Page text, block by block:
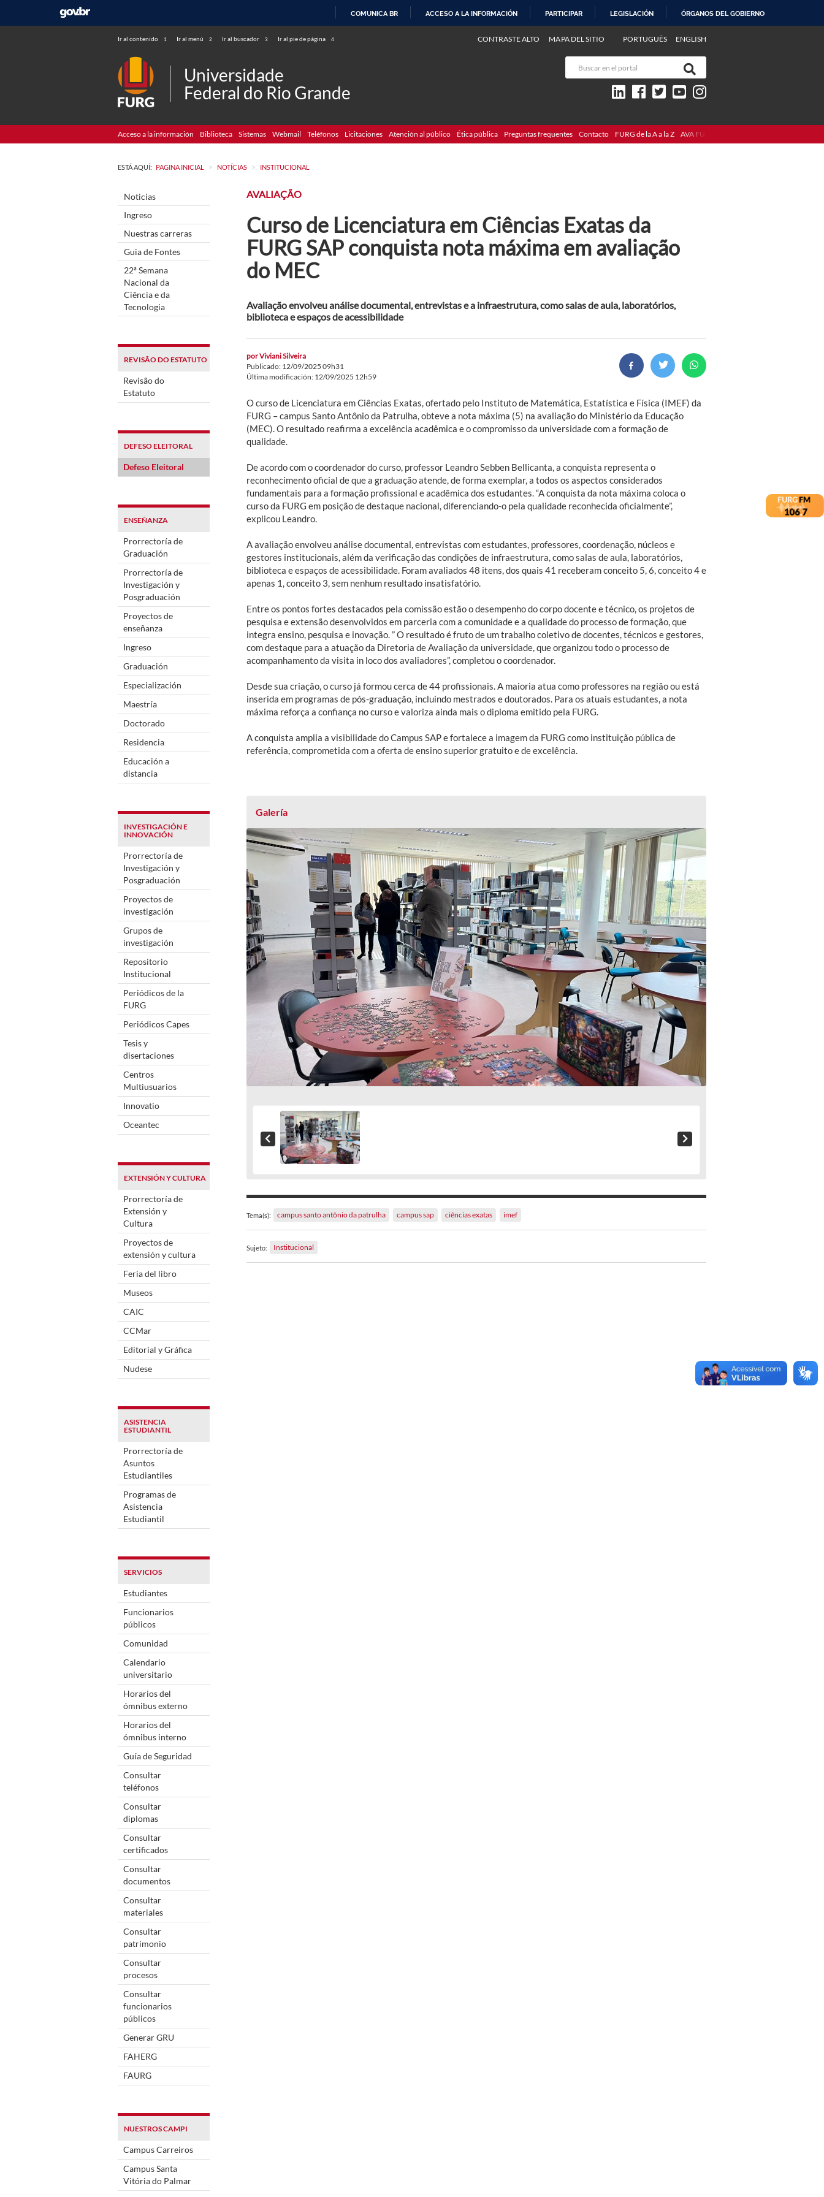
COMUNICA BR ACCESO A LA INFORMACIÓN PARTICIPAR LEGISLACIÓN ÓRGANOS DEL GOBIERNO
Ir al contenido 1 Ir al menú 2 Ir al buscador 3 Ir al pie de página 4 PORTUGUÊS ENGLISH
CONTRASTE ALTO MAPA DEL SITIO
Universidade
Federal do Rio Grande
Acceso a la información Biblioteca Sistemas Webmail Teléfonos Licitaciones Atención al público Ética pública Preguntas frequentes Contacto FURG de la A a la Z AVA FURG
ESTÁ AQUÍ: PAGINA INICIAL > NOTÍCIAS > INSTITUCIONAL
Noticias
Ingreso
Nuestras carreras
Guia de Fontes
22ª Semana
Nacional da
Ciência e da
Tecnologia
REVISÃO DO ESTATUTO
Revisão do
Estatuto
DEFESO ELEITORAL
Defeso Eleitoral
ENSEÑANZA
Prorrectoría de
Graduación
Prorrectoría de
Investigación y
Posgraduación
Proyectos de
enseñanza
Ingreso
Graduación
Especialización
Maestría
Doctorado
Residencia
Educación a
distancia
INVESTIGACIÓN E
INNOVACIÓN
Prorrectoría de
Investigación y
Posgraduación
Proyectos de
investigación
Grupos de
investigación
Repositorio
Institucional
Periódicos de la
FURG
Periódicos Capes
Tesis y
disertaciones
Centros
Multiusuarios
Innovatio
Oceantec
EXTENSIÓN Y CULTURA
Prorrectoría de
Extensión y
Cultura
Proyectos de
extensión y cultura
Feria del libro
Museos
CAIC
CCMar
Editorial y Gráfica
Nudese
ASISTENCIA
ESTUDIANTIL
Prorrectoría de
Asuntos
Estudiantiles
Programas de
Asistencia
Estudiantil
SERVICIOS
Estudiantes
Funcionarios
públicos
Comunidad
Calendario
universitario
Horarios del
ómnibus externo
Horarios del
ómnibus interno
Guía de Seguridad
Consultar
teléfonos
Consultar
diplomas
Consultar
certificados
Consultar
documentos
Consultar
materiales
Consultar
patrimonio
Consultar
procesos
Consultar
funcionarios
públicos
Generar GRU
FAHERG
FAURG
NUESTROS CAMPI
Campus Carreiros
Campus Santa
Vitória do Palmar
AVALIAÇÃO
Curso de Licenciatura em Ciências Exatas da
FURG SAP conquista nota máxima em avaliação
do MEC
Avaliação envolveu análise documental, entrevistas e a infraestrutura, como salas de aula, laboratórios,
biblioteca e espaços de acessibilidade
porViviani Silveira
Publicado: 12/09/2025 09h31
Última modificación: 12/09/2025 12h59
O curso de Licenciatura em Ciências Exatas, ofertado pelo Instituto de Matemática, Estatística e Física (IMEF) da
FURG – campus Santo Antônio da Patrulha, obteve a nota máxima (5) na avaliação do Ministério da Educação
(MEC). O resultado reafirma a excelência acadêmica e o compromisso da universidade com a formação de
qualidade.
De acordo com o coordenador do curso, professor Leandro Sebben Bellicanta, a conquista representa o
reconhecimento oficial de que a graduação atende, de forma exemplar, a todos os aspectos considerados
fundamentais para a formação profissional e acadêmica dos estudantes. “A conquista da nota máxima coloca o
curso da FURG em posição de destaque nacional, diferenciando-o pela qualidade reconhecida oficialmente”,
explicou Leandro.
A avaliação envolveu análise documental, entrevistas com estudantes, professores, coordenação, núcleos e
gestores institucionais, além da verificação das condições de infraestrutura, como salas de aula, laboratórios,
biblioteca e espaços de acessibilidade. Foram avaliados 48 itens, dos quais 41 receberam conceito 5, 6, conceito 4 e
apenas 1, conceito 3, sem nenhum resultado insatisfatório.
Entre os pontos fortes destacados pela comissão estão o desempenho do corpo docente e técnico, os projetos de
pesquisa e extensão desenvolvidos em parceria com a comunidade e a qualidade do processo de formação, que
integra ensino, pesquisa e inovação. ” O resultado é fruto de um trabalho coletivo de docentes, técnicos e gestores,
com destaque para a atuação da Diretoria de Avaliação da universidade, que organizou todo o processo de
acompanhamento da visita in loco dos avaliadores”, completou o coordenador.
Desde sua criação, o curso já formou cerca de 44 profissionais. A maioria atua como professores na região ou está
inserida em programas de pós-graduação, incluindo mestrados e doutorados. Para os atuais estudantes, a nota
máxima reforça a confiança no curso e valoriza ainda mais o diploma emitido pela FURG.
A conquista amplia a visibilidade do Campus SAP e fortalece a imagem da FURG como instituição pública de
referência, comprometida com a oferta de ensino superior gratuito e de excelência.
Galería
Tema(s): campus santo antônio da patrulha campus sap ciências exatas imef
Sujeto: Institucional